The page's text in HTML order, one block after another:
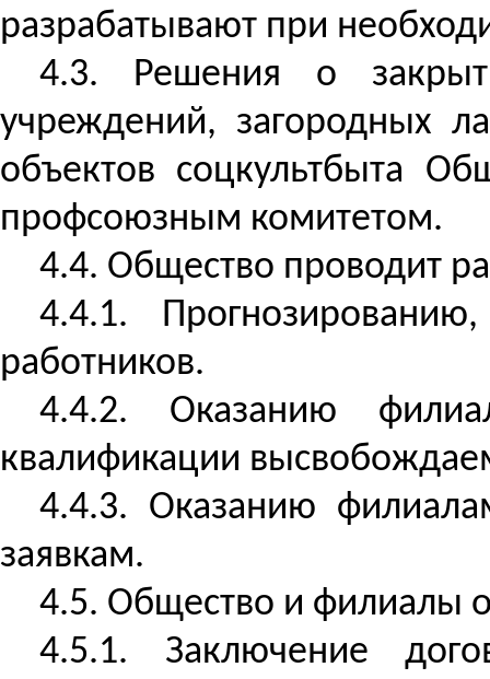
разрабатывают при
4.3. Решения о
учреждений, загородных
объектов соцкультбыта
профсоюзным комитетом.
4.4. Общество проводит
4.4.1.
работников.
4.4.2. Оказанию
квалификации
4.4.3. Оказанию
заявкам.
4.5. Общество и филиалы
4.5.1. Заключение